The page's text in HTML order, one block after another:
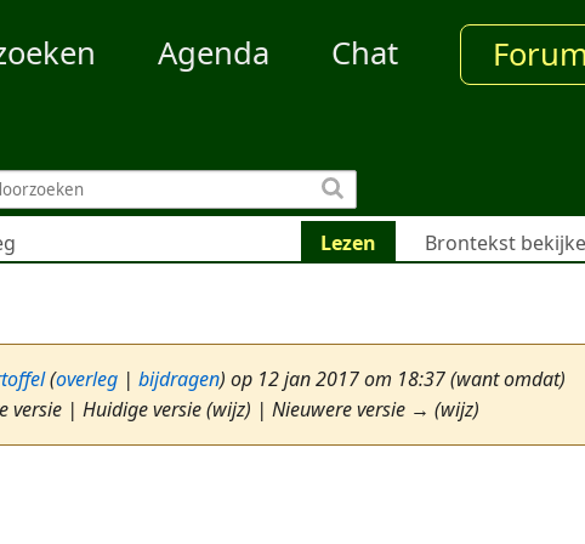
Agenda Chat Forum
Lezen Brontekst
(overleg | bijdragen) op 12 jan 2017 om 18:37(want omdat)
versie | Huidige versie (wijz) | Nieuwere versie → (wijz)